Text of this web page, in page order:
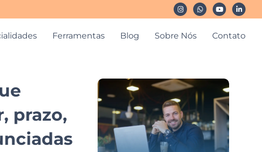
Ferramentas Blog Sobre Nós Contato
prazo,